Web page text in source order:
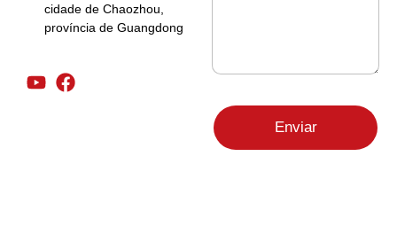
cidade de Chaozhou,
província de Guangdong
c
o
m
Enviar